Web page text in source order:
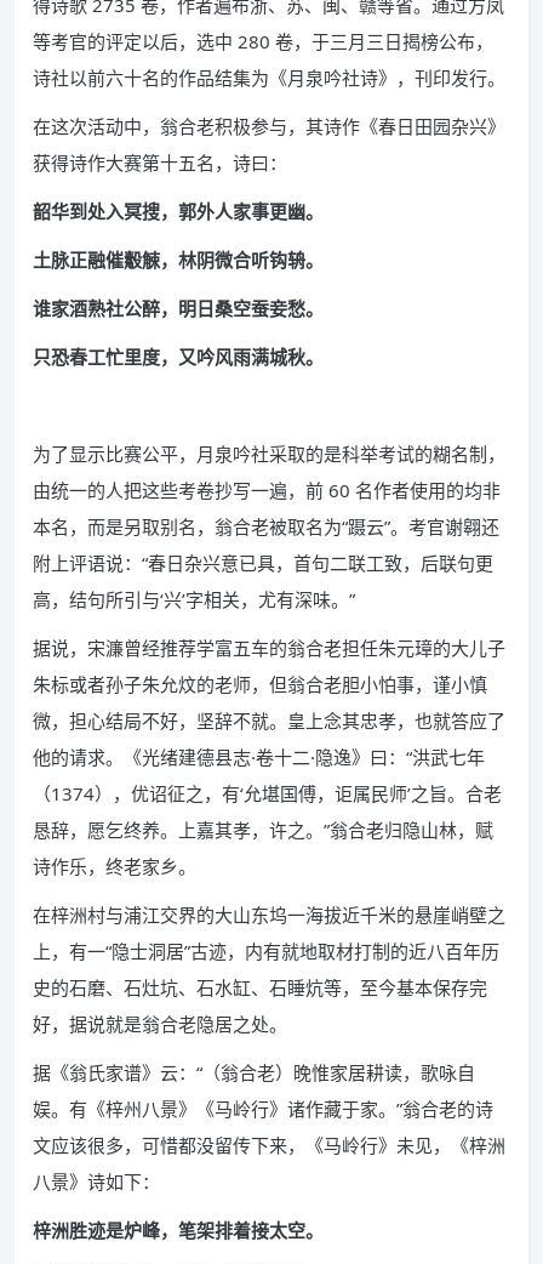
等考官的评定以后，选中 280 卷，于三月三日揭榜公布，
诗社以前六十名的作品结集为《月泉吟社诗》，刊印发行。
在这次活动中，翁合老积极参与，其诗作《春日田园杂兴》
获得诗作大赛第十五名，诗曰：
韶华到处入冥搜，郭外人家事更幽。
土脉正融催觳觫，林阴微合听钩辀。
谁家酒熟社公醉，明日桑空蚕妾愁。
只恐春工忙里度，又吟风雨满城秋。
为了显示比赛公平，月泉吟社采取的是科举考试的糊名制，
由统一的人把这些考卷抄写一遍，前 60 名作者使用的均非
本名，而是另取别名，翁合老被取名为“蹑云”。考官谢翱还
附上评语说：“春日杂兴意已具，首句二联工致，后联句更
高，结句所引与‘兴’字相关，尤有深味。”
据说，宋濂曾经推荐学富五车的翁合老担任朱元璋的大儿子
朱标或者孙子朱允炆的老师，但翁合老胆小怕事，谨小慎
微，担心结局不好，坚辞不就。皇上念其忠孝，也就答应了
他的请求。《光绪建德县志·卷十二·隐逸》曰：“洪武七年
（1374），优诏征之，有‘允堪国傅，讵属民师’之旨。合老
恳辞，愿乞终养。上嘉其孝，许之。”翁合老归隐山林，赋
诗作乐，终老家乡。
在梓洲村与浦江交界的大山东坞一海拔近千米的悬崖峭壁之
上，有一“隐士洞居”古迹，内有就地取材打制的近八百年历
史的石磨、石灶坑、石水缸、石睡炕等，至今基本保存完
好，据说就是翁合老隐居之处。
据《翁氏家谱》云：“（翁合老）晚惟家居耕读，歌咏自
娱。有《梓州八景》《马岭行》诸作藏于家。”翁合老的诗
文应该很多，可惜都没留传下来，《马岭行》未见，《梓洲
八景》诗如下：
梓洲胜迹是炉峰，笔架排着接太空。